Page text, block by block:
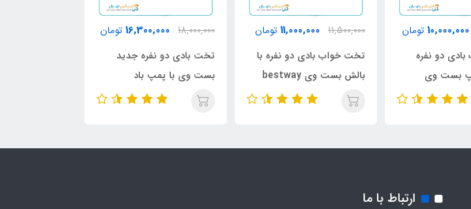
10,000,000 تومان
دو نفره
بست وی
11,500,000
11,000,000 تومان
تخت خواب بادی دو نفره با
بالش بست وی bestway
67725
18,000,000
16,300,000 تومان
تخت بادی دو نفره جدید
بست وی با پمپ باد
Bestway 67925
ارتباط با ما